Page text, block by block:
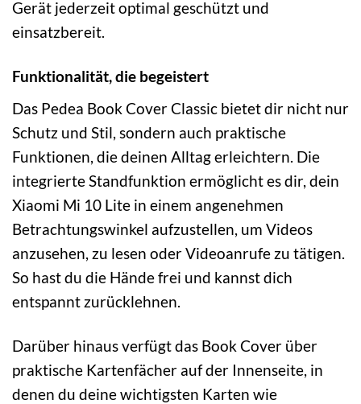
Gerät jederzeit optimal geschützt und
einsatzbereit.
Funktionalität, die begeistert
Das Pedea Book Cover Classic bietet dir nicht nur
Schutz und Stil, sondern auch praktische
Funktionen, die deinen Alltag erleichtern. Die
integrierte Standfunktion ermöglicht es dir, dein
Xiaomi Mi 10 Lite in einem angenehmen
Betrachtungswinkel aufzustellen, um Videos
anzusehen, zu lesen oder Videoanrufe zu tätigen.
So hast du die Hände frei und kannst dich
entspannt zurücklehnen.
Darüber hinaus verfügt das Book Cover über
praktische Kartenfächer auf der Innenseite, in
denen du deine wichtigsten Karten wie